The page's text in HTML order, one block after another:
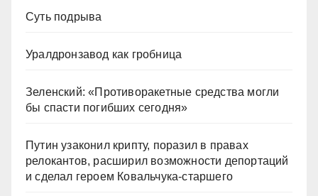
Суть подрыва
Уралдронзавод как гробница
Зеленский: «Противоракетные средства могли
бы спасти погибших сегодня»
Путин узаконил крипту, поразил в правах
релокантов, расширил возможности депортаций
и сделал героем Ковальчука-старшего